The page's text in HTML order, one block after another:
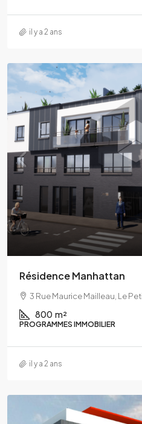
il y a 2 ans
Résidence Manhattan
3 Rue Maurice Mailleau, Le
800 m²
PROGRAMMES IMMOBILIER
il y a 2 ans